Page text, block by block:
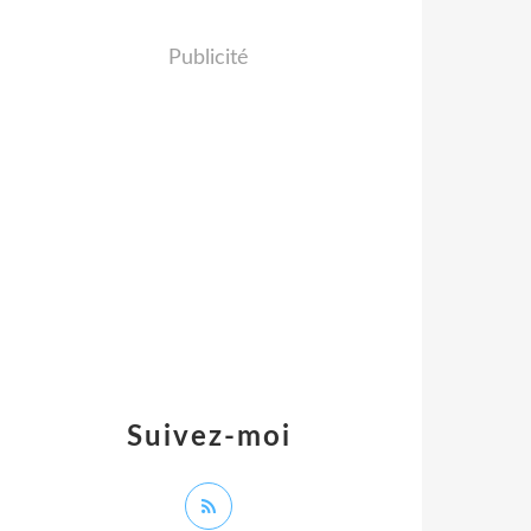
Suivez-moi
Publicité